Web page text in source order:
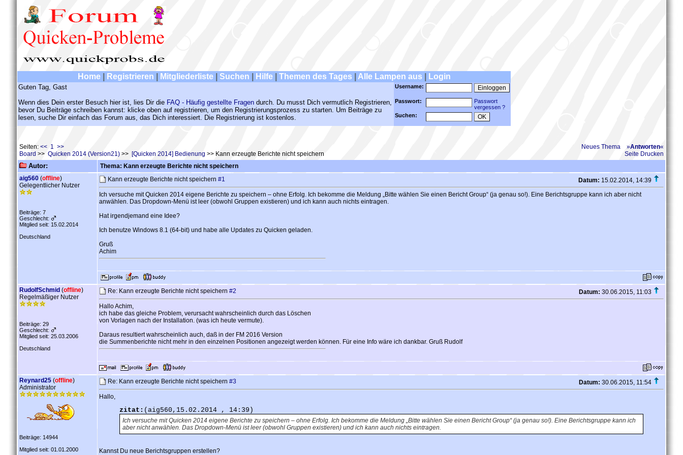
Home Registrieren Mitgliederliste Suchen Hilfe Themen des Tages Alle Lampen aus Login
Guten Tag, Gast
Wenn dies Dein erster Besuch hier ist, lies Dir die FAQ - Häufig gestellte Fragen durch. Du musst Dich vermutlich Registrieren,
bevor Du Beiträge schreiben kannst: klicke oben auf registrieren, um den Registrierungsprozess zu starten. Um Beiträge zu
lesen, suche Dir einfach das Forum aus, das Dich interessiert. Die Registrierung ist kostenlos.
Username:
Passwort:
Passwort
vergessen ?
Suchen:
Seiten: << 1 >>
Board >> Quicken 2014 (Version21) >> [Quicken 2014] Bedienung >> Kann erzeugte Berichte nicht speichern
Neues Thema »Antworten«
Seite Drucken
Autor:
Thema: Kann erzeugte Berichte nicht speichern
aig560 (offline)
Gelegentlicher Nutzer
Beiträge: 7
Geschlecht:
Mitglied seit: 15.02.2014
Deutschland
Kann erzeugte Berichte nicht speichern #1 Datum: 15.02.2014, 14:39
Ich versuche mit Quicken 2014 eigene Berichte zu speichern – ohne Erfolg. Ich bekomme die Meldung „Bitte wählen Sie einen Bericht Group“ (ja genau so!). Eine Berichtsgruppe kann ich aber nicht
anwählen. Das Dropdown-Menü ist leer (obwohl Gruppen existieren) und ich kann auch nichts eintragen.
Hat irgendjemand eine Idee?
Ich benutze Windows 8.1 (64-bit) und habe alle Updates zu Quicken geladen.
Gruß
Achim
RudolfSchmid (offline)
Regelmäßiger Nutzer
Beiträge: 29
Geschlecht:
Mitglied seit: 25.03.2006
Deutschland
Re: Kann erzeugte Berichte nicht speichern #2 Datum: 30.06.2015, 11:03
Hallo Achim,
ich habe das gleiche Problem, verursacht wahrscheinlich durch das Löschen
von Vorlagen nach der Installation. (was ich heute vermute).
Daraus resultiert wahrscheinlich auch, daß in der FM 2016 Version
die Summenberichte nicht mehr in den einzelnen Positionen angezeigt werden können. Für eine Info wäre ich dankbar. Gruß Rudolf
Reynard25 (offline)
Administrator
Beiträge: 14944
Mitglied seit: 01.01.2000
Re: Kann erzeugte Berichte nicht speichern #3 Datum: 30.06.2015, 11:54
Hallo,
zitat: (aig560,15.02.2014 , 14:39)
Ich versuche mit Quicken 2014 eigene Berichte zu speichern – ohne Erfolg. Ich bekomme die Meldung „Bitte wählen Sie einen Bericht Group“ (ja genau so!). Eine Berichtsgruppe kann ich
aber nicht anwählen. Das Dropdown-Menü ist leer (obwohl Gruppen existieren) und ich kann auch nichts eintragen.
Kannst Du neue Berichtsgruppen erstellen?